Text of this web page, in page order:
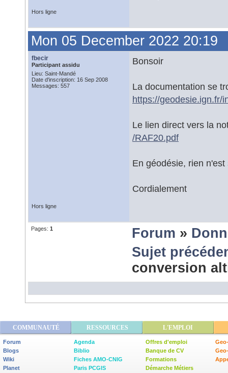
Hors ligne
Mon 05 December 2022 20:19
fbecir
Participant assidu
Lieu: Saint-Mandé
Date d'inscription: 16 Sep 2008
Messages: 557
Bonsoir
La documentation se
https://geodesie.ign.fr/
Le lien direct vers la
/RAF20.pdf
En géodésie, rien n'est
Cordialement
Hors ligne
Pages: 1 Forum »
Sujet
conversion
COMMUNAUTÉ RESSOURCES L'EMPLOI
Forum
Blogs
Wiki
Planet
Agenda
Biblio
Fiches AMO-CNIG
Paris PCGIS
Offres d'emploi
Banque de CV
Formations
Démarche Métiers